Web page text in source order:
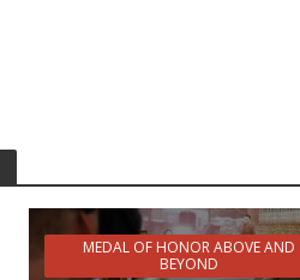
MEDAL OF HONOR ABOVE AND
BEYOND